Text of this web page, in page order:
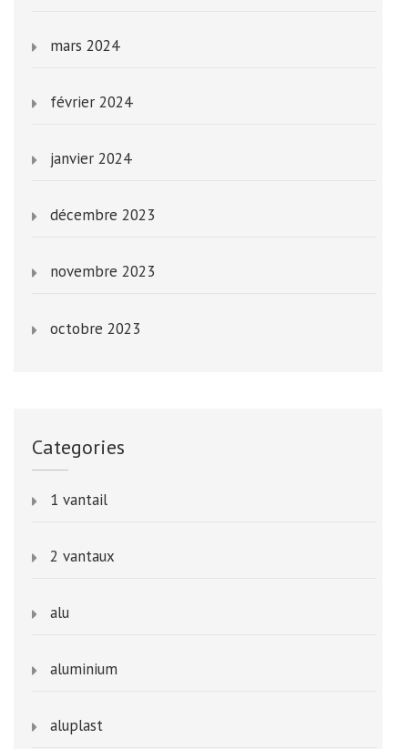
mars 2024
février 2024
janvier 2024
décembre 2023
novembre 2023
octobre 2023
Categories
1 vantail
2 vantaux
alu
aluminium
aluplast